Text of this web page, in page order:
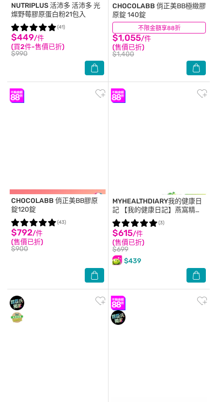
NUTRIPLUS 活沛多 活沛多 光
燦野莓膠原蛋白粉21包入
$449/件
(買2件-售價已折)
$990
(41) 不限金額享88折
CHOCOLABB 俏正美BB極緻膠
原錠 140錠
$1,055/件
(售價已折)
$1,400
(30)
CHOCOLABB 俏正美BB膠原
錠120錠
$792/件
(售價已折)
$900
(43)
MYHEALTHDIARY我的健康日
記 【我的健康日記】燕窩精萃
膠原飲 6入
$615/件
(售價已折)
$699
$439
(3)